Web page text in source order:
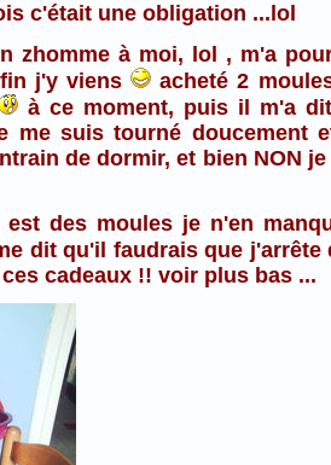
c'était une obligation ...lol
zhomme à moi, lol , m'a
j'y viens
acheté 2
à ce moment, puis il m'a
me suis tourné doucement
de dormir, et bien NON
des moules je n'en
dit qu'il faudrais que j'arrête
cadeaux !! voir plus bas ...